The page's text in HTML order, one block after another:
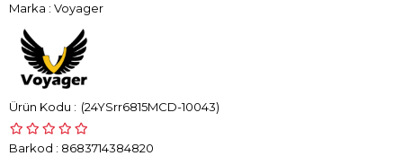
Marka : Voyager
(24YSrr6815MCD-10043)
Barkod : 8683714384820